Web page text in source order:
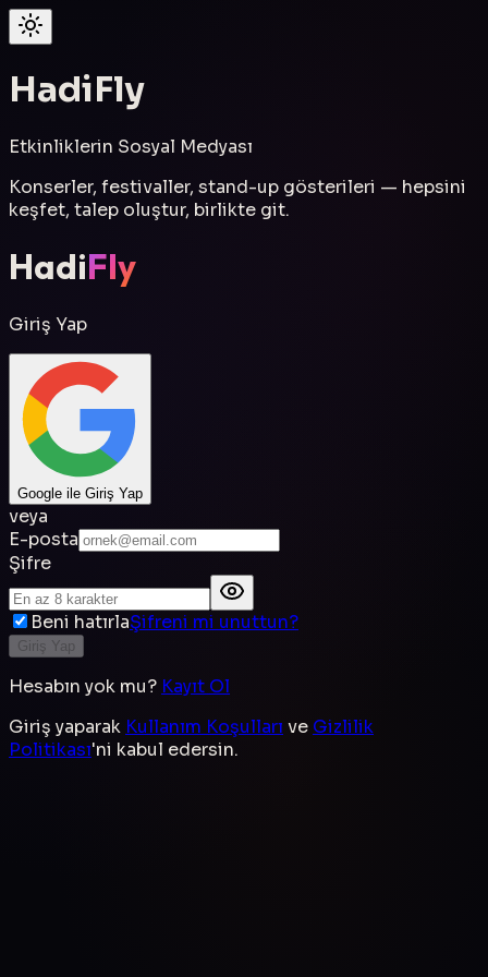
HadiFly
Etkinliklerin Sosyal Medyası
Konserler, festivaller, stand-up gösterileri — hepsini
keşfet, talep oluştur, birlikte git.
HadiFly
Giriş Yap
Google ile Giriş Yap
veya
E-posta
Şifre
Beni hatırlaŞifreni mi unuttun?
Giriş Yap
Hesabın yok mu? Kayıt Ol
Giriş yaparak Kullanım Koşulları ve Gizlilik
Politikası'ni kabul edersin.